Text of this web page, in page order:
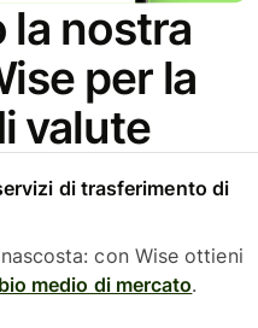
la nostra
per la
valute
di trasferimento di
con Wise ottieni
medio di mercato.